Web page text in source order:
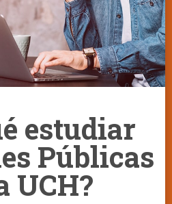
estudiar
Públicas
UCH?